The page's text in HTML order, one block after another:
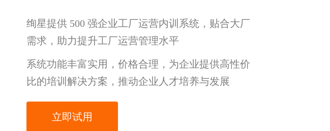
绚星提供 500 强企业工厂运营内训系统，贴合大厂
需求，助力提升工厂运营管理水平
系统功能丰富实用，价格合理，为企业提供高性价
比的培训解决方案，推动企业人才培养与发展
立即试用